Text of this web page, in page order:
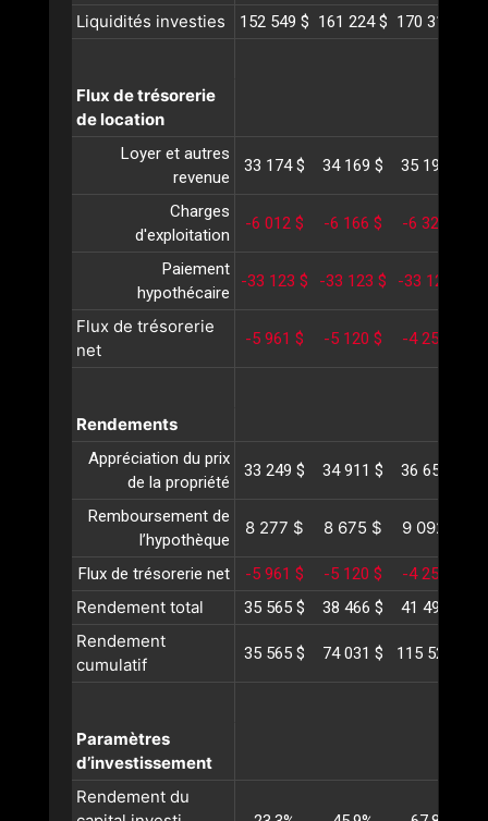
Liquidités investies 152 549 $ 161 224 $ 170 316 $
Flux de trésorerie
de location
Loyer et autres
revenue
33 174 $ 34 169 $ 35 194 $
Charges
d'exploitation
-6 012 $ -6 166 $ -6 324 $
Paiement
hypothécaire
-33 123 $ -33 123 $ -33 123 $
Flux de trésorerie
net
-5 961 $ -5 120 $ -4 254 $
Rendements
Appréciation du prix
de la propriété
33 249 $ 34 911 $ 36 657 $
Remboursement de
l’hypothèque
8 277 $ 8 675 $ 9 092 $
Flux de trésorerie net -5 961 $ -5 120 $ -4 254 $
Rendement total 35 565 $ 38 466 $ 41 495 $
Rendement
cumulatif
35 565 $ 74 031 $ 115 527 $
Paramètres
d’investissement
Rendement du